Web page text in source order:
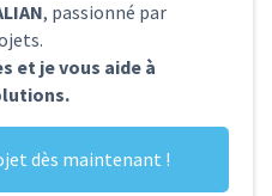
, passionné par
et je vous aide à
dès maintenant !